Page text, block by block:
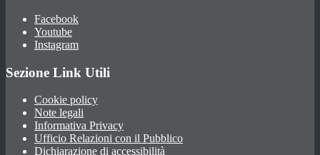
Facebook
Youtube
Instagram
Sezione Link Utili
Cookie policy
Note legali
Informativa Privacy
Ufficio Relazioni con il Pubblico
Dichiarazione di accessibilità